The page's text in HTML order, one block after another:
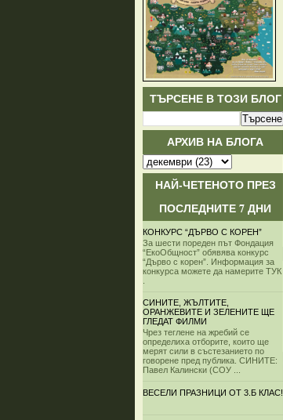
ТЪРСЕНЕ В ТОЗИ БЛОГ
АРХИВ НА БЛОГА
НАЙ-ЧЕТЕНОТО ПРЕЗ
ПОСЛЕДНИТЕ 7 ДНИ
КОНКУРС “ДЪРВО С КОРЕН”
За шести пореден път Фондация
“ЕкоОбщност” обявява конкурс
“Дърво с корен”. Информация за
конкурса можете да намерите ТУК
СИНИТЕ, ЖЪЛТИТЕ,
ОРАНЖЕВИТЕ И ЗЕЛЕНИТЕ ЩЕ
ГЛЕДАТ ФИЛМИ
Чрез теглене на жребий се
определиха отборите, които ще
мерят сили в състезанието по
говорене пред публика. СИНИТЕ:
Павел Калински (СОУ ...
ВЕСЕЛИ ПРАЗНИЦИ ОТ 3.Б КЛАС!